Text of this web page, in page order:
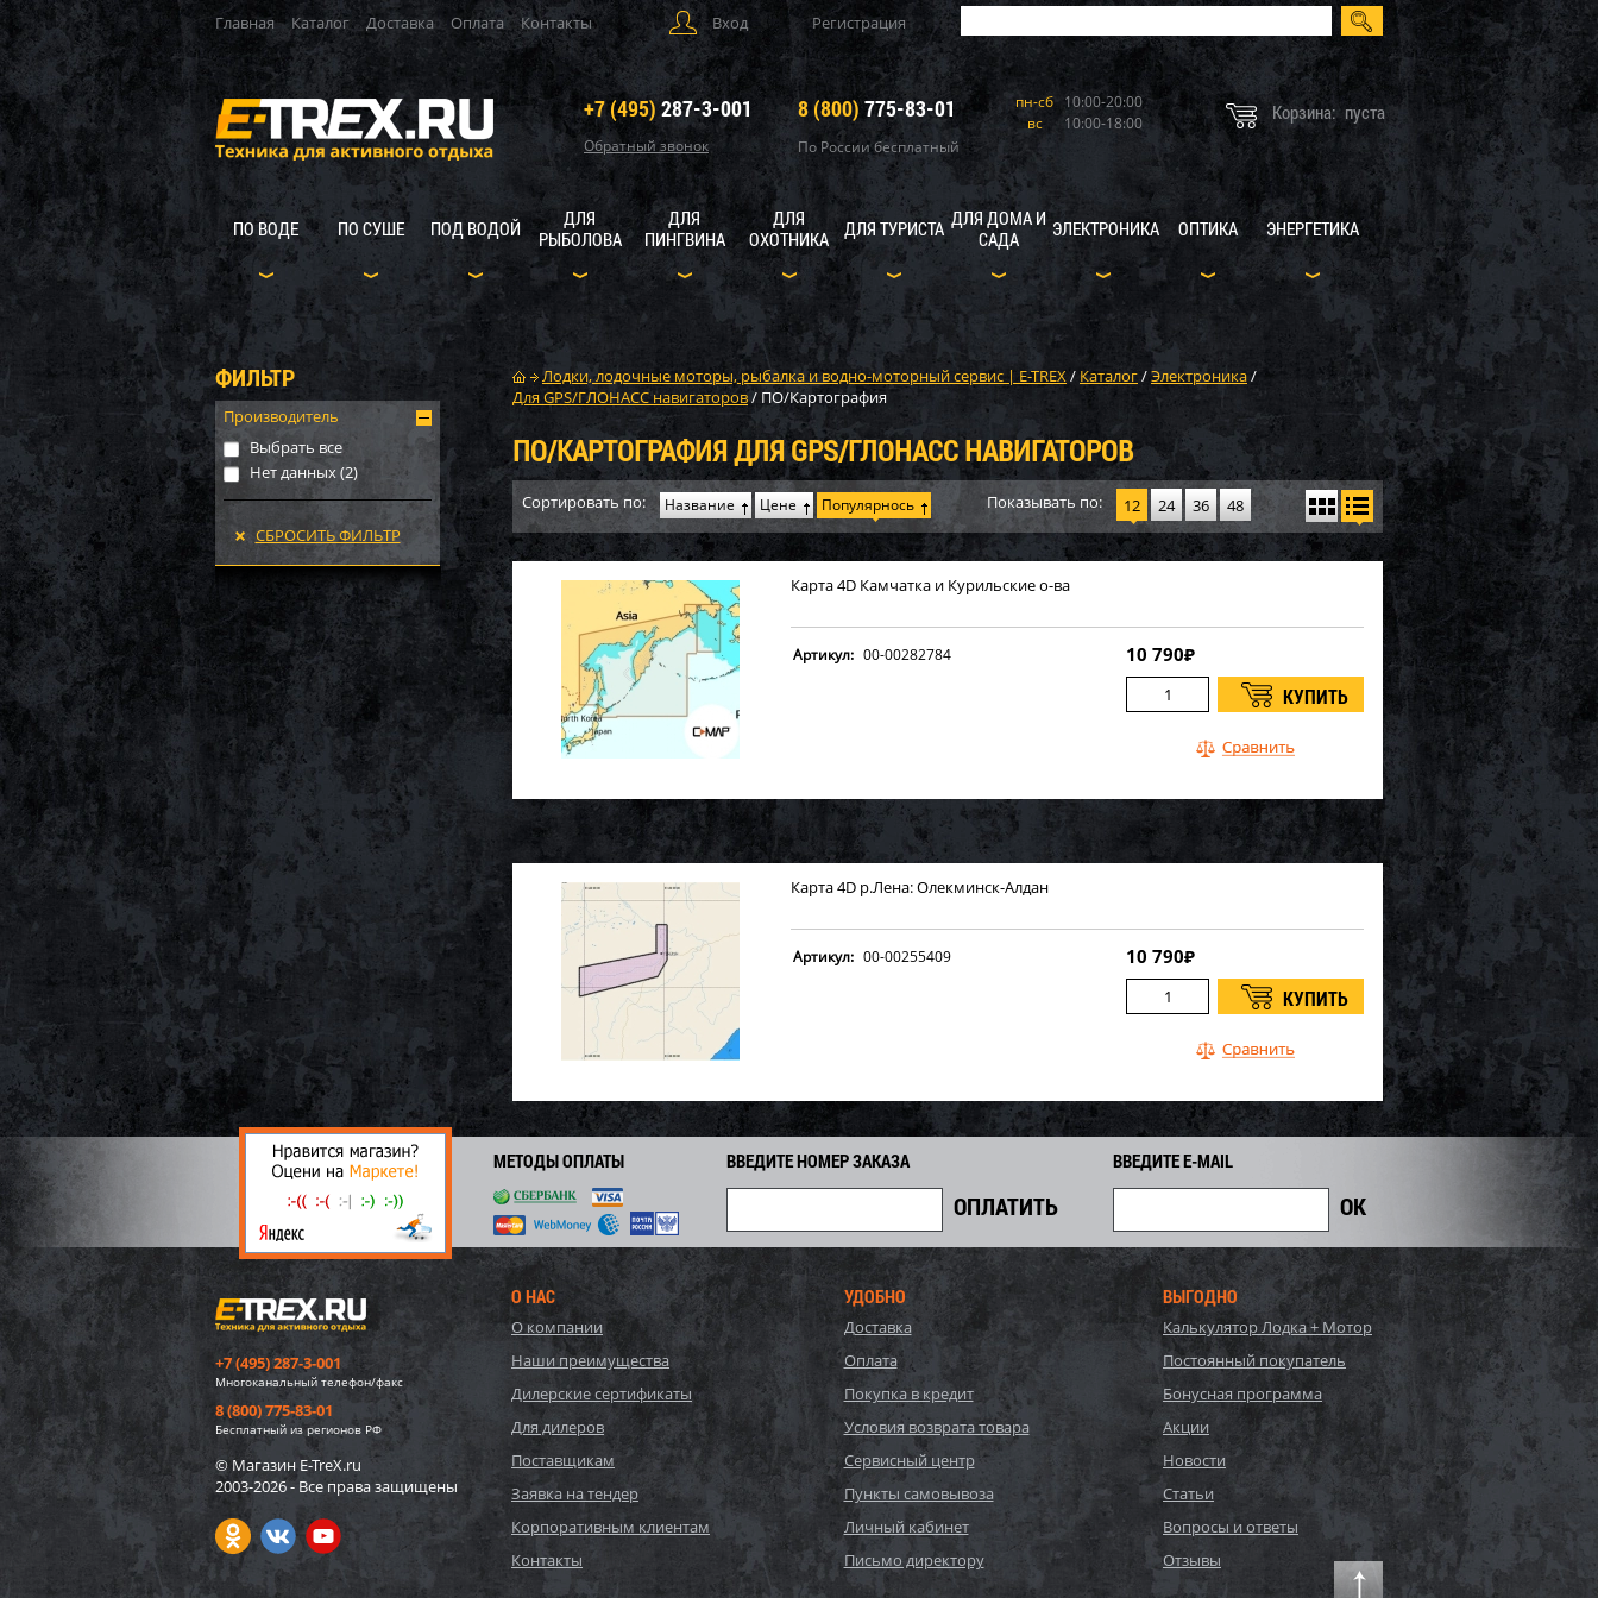
Главная Каталог Доставка Оплата Контакты Вход Регистрация
+7 (495) 287-3-001
Обратный звонок
8 (800) 775-83-01
По России бесплатный
пн-сб 10:00-20:00
вс
10:00-18:00 Корзина: пуста
ПО ВОДЕ ПО СУШЕ ПОД ВОДОЙ
ДЛЯ
РЫБОЛОВА
ДЛЯ
ПИНГВИНА
ДЛЯ
ОХОТНИКА
ДЛЯ ТУРИСТА ДЛЯ ДОМА И
САДА
ЭЛЕКТРОНИКА ОПТИКА ЭНЕРГЕТИКА
ФИЛЬТР
Производитель
Выбрать все
Нет данных (2)
СБРОСИТЬ ФИЛЬТР
Лодки, лодочные моторы, рыбалка и водно-моторный сервис | E-TREX/ Каталог/Электроника/
Для GPS/ГЛОНАСС навигаторов/ ПО/Картография
ПО/КАРТОГРАФИЯ ДЛЯ GPS/ГЛОНАСС НАВИГАТОРОВ
Сортировать по: Название Цене Популярнось Показывать по: 12 24 36 48
Карта 4D Камчатка и Курильские о-ва
Артикул: 00-00282784 10 790₽
Карта 4D р.Лена: Олекминск-Алдан
Артикул: 00-00255409 10 790₽
МЕТОДЫ ОПЛАТЫ ВВЕДИТЕ НОМЕР ЗАКАЗА ВВЕДИТЕ E-MAIL
+7 (495) 287-3-001
Многоканальный телефон/факс
8 (800) 775-83-01
Бесплатный из регионов РФ
© Магазин E-TreX.ru
2003-2026 - Все права защищены
О НАС
О компании
Наши преимущества
Дилерские сертификаты
Для дилеров
Поставщикам
Заявка на тендер
Корпоративным клиентам
Контакты
УДОБНО
Доставка
Оплата
Покупка в кредит
Условия возврата товара
Сервисный центр
Пункты самовывоза
Личный кабинет
Письмо директору
ВЫГОДНО
Калькулятор Лодка + Мотор
Постоянный покупатель
Бонусная программа
Акции
Новости
Статьи
Вопросы и ответы
Отзывы